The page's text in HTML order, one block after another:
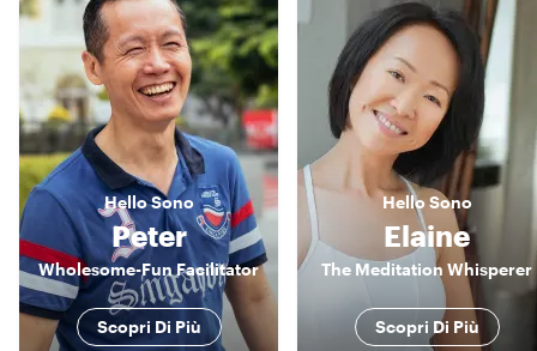
HelloSono
Peter
Wholesome-Fun Facilitator
Scopri Di Più
Hello Sono
Elaine
The Meditation Whisperer
Scopri Di Più